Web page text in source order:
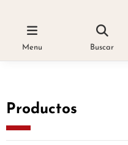
Menu Buscar
Productos